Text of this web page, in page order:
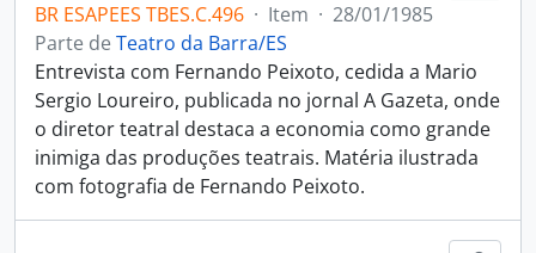
BR ESAPEES TBES.C.496 · Item · 28/01/1985
Parte de Teatro da Barra/ES
Entrevista com Fernando Peixoto, cedida a Mario
Sergio Loureiro, publicada no jornal A Gazeta, onde
o diretor teatral destaca a economia como grande
inimiga das produções teatrais. Matéria ilustrada
com fotografia de Fernando Peixoto.